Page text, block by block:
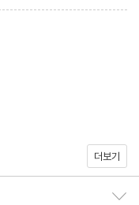
더보기